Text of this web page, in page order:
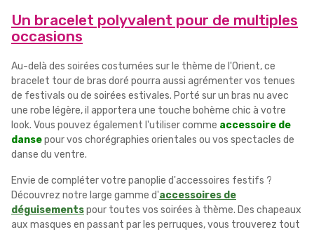
Un bracelet polyvalent pour de multiples
occasions
Au-delà des soirées costumées sur le thème de l'Orient, ce
bracelet tour de bras doré pourra aussi agrémenter vos tenues
de festivals ou de soirées estivales. Porté sur un bras nu avec
une robe légère, il apportera une touche bohème chic à votre
look. Vous pouvez également l'utiliser comme accessoire de
dansepour vos chorégraphies orientales ou vos spectacles de
danse du ventre.
Envie de compléter votre panoplie d'accessoires festifs ?
Découvrez notre large gamme d'accessoires de
déguisementspour toutes vos soirées à thème. Des chapeaux
aux masques en passant par les perruques, vous trouverez tout